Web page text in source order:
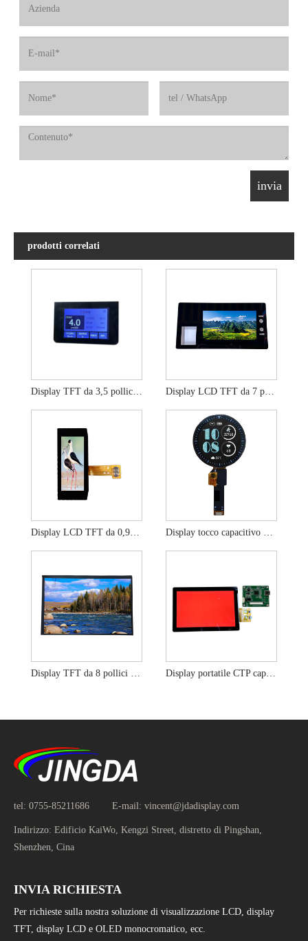
prodotti correlati
Display TFT da 3,5 pollici Pannello touch per dispositivo medico Display LCD TFT da 7 pollici con pannello touch di vetro
Display LCD TFT da 0,96 pollici con pannello touch CTP Display tocco capacitivo TFT da 1,28 pollici personalizzabili touchscreen
Display TFT da 8 pollici Schermo Gorilla Glass Risoluzione 9H 1280X800 Display portatile CTP capacitivo TFT da 8 pollici con interfaccia di tipo C
tel: 0755-85211686 E-mail: vincent@jdadisplay.com
Indirizzo: Edificio KaiWo, Kengzi Street, distretto di Pingshan,
Shenzhen, Cina
INVIA RICHIESTA
Per richieste sulla nostra soluzione di visualizzazione LCD, display
TFT, display LCD e OLED monocromatico, ecc.